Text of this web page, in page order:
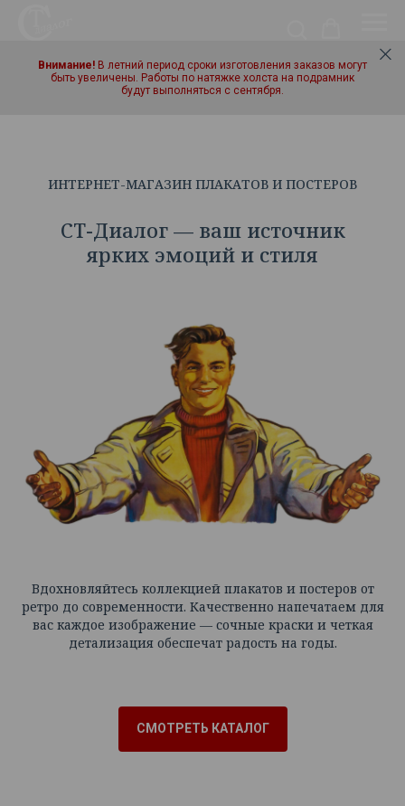
Внимание! В летний период сроки изготовления заказов могут
быть увеличены. Работы по натяжке холста на подрамник
будут выполняться с сентября.
ИНТЕРНЕТ-МАГАЗИН ПЛАКАТОВ И ПОСТЕРОВ
СТ-Диалог — ваш источник
ярких эмоций и стиля
Вдохновляйтесь коллекцией плакатов и постеров от
ретро до современности. Качественно напечатаем для
вас каждое изображение — сочные краски и четкая
детализация обеспечат радость на годы.
СМОТРЕТЬ КАТАЛОГ